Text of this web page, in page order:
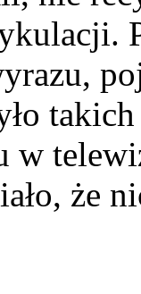
w
że